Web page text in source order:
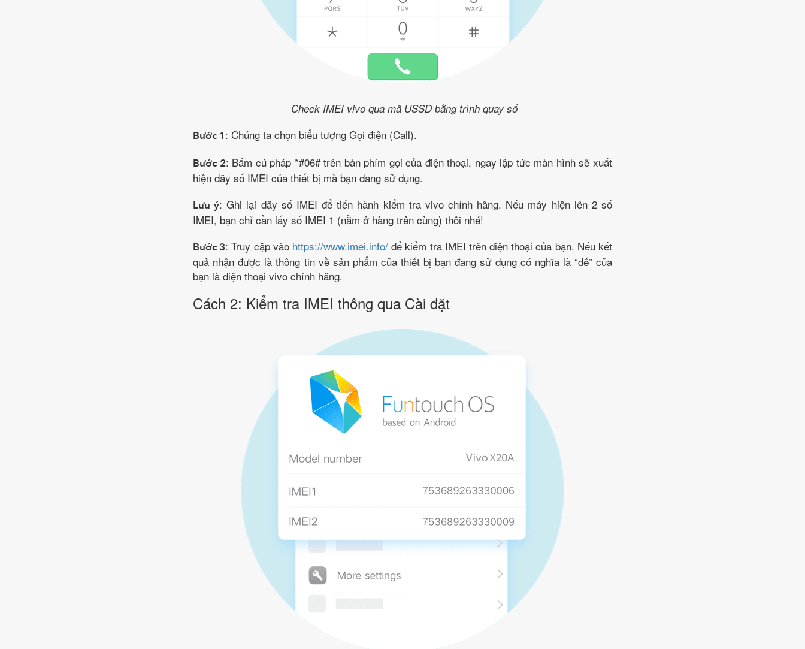
Check IMEI vivo qua mã USSD bằng trình quay số
Bước 1: Chúng ta chọn biểu tượng Gọi điện (Call).
Bước 2: Bấm cú pháp *#06# trên bàn phím gọi của điện thoại, ngay lập tức màn hình sẽ xuất
hiện dãy số IMEI của thiết bị mà bạn đang sử dụng.
Lưu ý: Ghi lại dãy số IMEI để tiến hành kiểm tra vivo chính hãng. Nếu máy hiện lên 2 số
IMEI, bạn chỉ cần lấy số IMEI 1 (nằm ở hàng trên cùng) thôi nhé!
Bước 3: Truy cập vào https://www.imei.info/để kiểm tra IMEI trên điện thoại của bạn. Nếu kết
quả nhận được là thông tin về sản phẩm của thiết bị bạn đang sử dụng có nghĩa là “dế” của
bạn là điện thoại vivo chính hãng.
Cách 2: Kiểm tra IMEI thông qua Cài đặt